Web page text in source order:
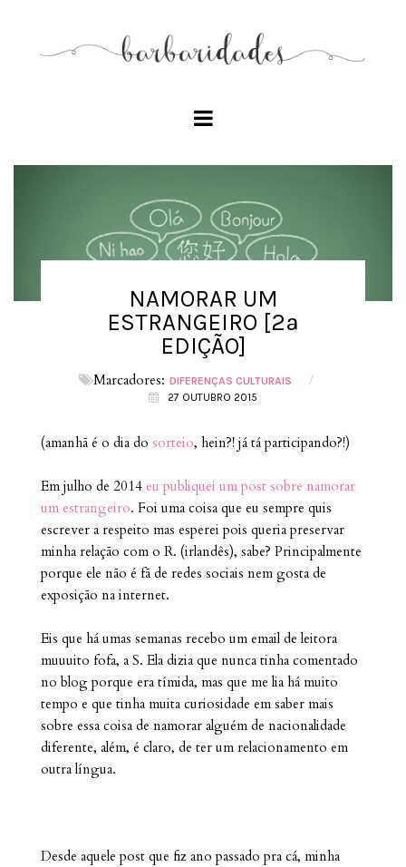
NAMORAR UM
ESTRANGEIRO [2ª
EDIÇÃO]
Marcadores: DIFERENÇAS CULTURAIS /
27 OUTUBRO 2015
(amanhã é o dia do sorteio, hein?! já tá participando?!)
Em julho de 2014 eu publiquei um post sobre namorar
um estrangeiro. Foi uma coisa que eu sempre quis
escrever a respeito mas esperei pois queria preservar
minha relação com o R. (irlandês), sabe? Principalmente
porque ele não é fã de redes sociais nem gosta de
exposição na internet.
Eis que há umas semanas recebo um email de leitora
muuuito fofa, a S. Ela dizia que nunca tinha comentado
no blog porque era tímida, mas que me lia há muito
tempo e que tinha muita curiosidade em saber mais
sobre essa coisa de namorar alguém de nacionalidade
diferente, além, é claro, de ter um relacionamento em
outra língua.
Desde aquele post que fiz ano passado pra cá, minha